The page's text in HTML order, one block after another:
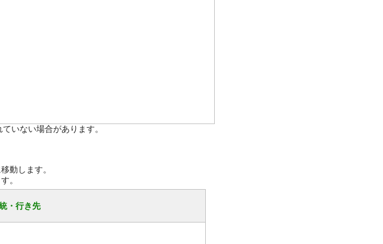
いない場合があります。
動します。
。
・行き先